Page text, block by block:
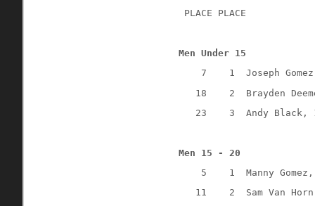
PLACE PLACE
Men Under 15
7    1  Joseph Gomez,
18    2  Brayden
23    3  Andy Black,
Men 15 - 20
5    1  Manny Gomez,
11    2  Sam Van